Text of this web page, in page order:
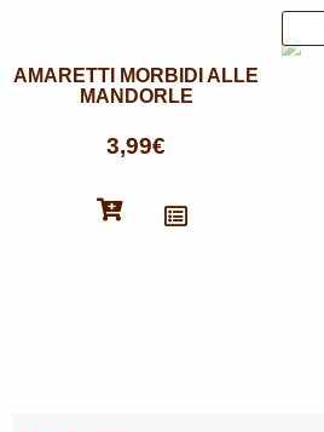
AMARETTI MORBIDI ALLE
MANDORLE
3,99€